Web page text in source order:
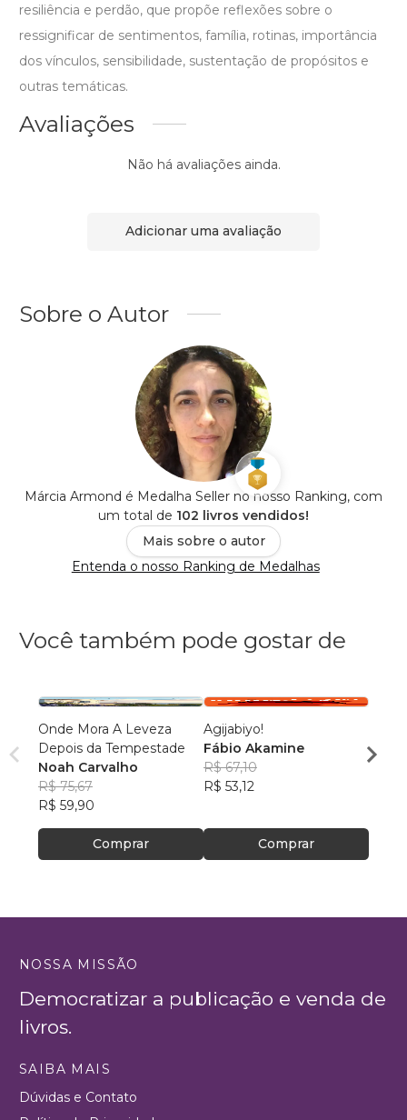
resiliência e perdão, que propõe reflexões sobre o
ressignificar de sentimentos, família, rotinas, importância
dos vínculos, sensibilidade, sustentação de propósitos e
outras temáticas.
Avaliações
Não há avaliações ainda.
Adicionar uma avaliação
Sobre o Autor
Márcia Armond é Medalha Seller no nosso Ranking, com
um total de 102 livros vendidos!
Mais sobre o autor
Entenda o nosso Ranking de Medalhas
Você também pode gostar de
Onde Mora A Leveza
Depois da Tempestade
Noah Carvalho
R$ 75,67
R$ 59,90
Comprar
Agijabiyo!
Fábio Akamine
R$ 67,10
R$ 53,12
Comprar
R$
NOSSA MISSÃO
Democratizar a publicação e venda de
livros.
SAIBA MAIS
Dúvidas e Contato